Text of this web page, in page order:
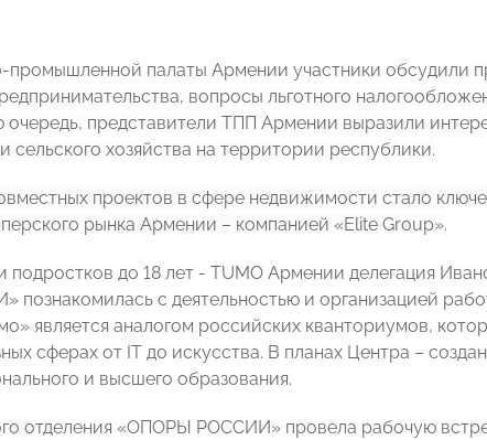
промышленной палаты Армении участники обсудили
вопросы льготного
представители ТПП Армении выразили
сельского хозяйства на территории республики.
проектов в сфере недвижимости стало
рынка Армении – компанией «Elite Group».
до 18 лет - TUMO Армении делегация
с деятельностью и организацией
является аналогом российских кванториумов,
сферах от IT до искусства. В планах Центра –
и высшего образования.
отделения «ОПОРЫ РОССИИ» провела рабочую